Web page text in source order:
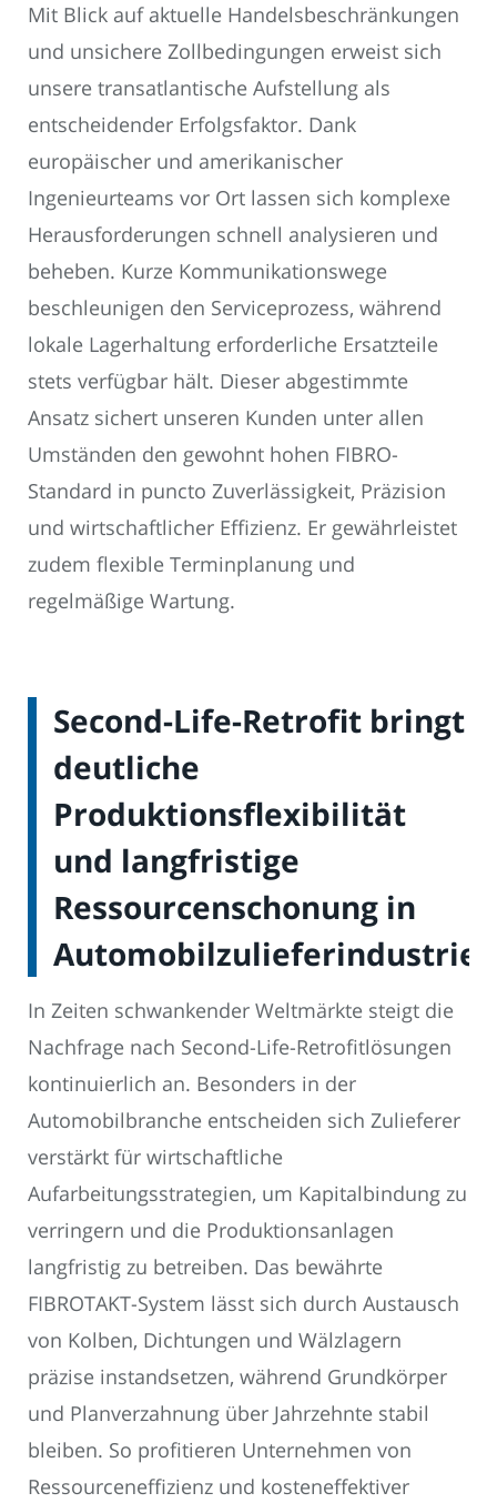
Mit Blick auf aktuelle Handelsbeschränkungen
und unsichere Zollbedingungen erweist sich
unsere transatlantische Aufstellung als
entscheidender Erfolgsfaktor. Dank
europäischer und amerikanischer
Ingenieurteams vor Ort lassen sich komplexe
Herausforderungen schnell analysieren und
beheben. Kurze Kommunikationswege
beschleunigen den Serviceprozess, während
lokale Lagerhaltung erforderliche Ersatzteile
stets verfügbar hält. Dieser abgestimmte
Ansatz sichert unseren Kunden unter allen
Umständen den gewohnt hohen FIBRO-
Standard in puncto Zuverlässigkeit, Präzision
und wirtschaftlicher Effizienz. Er gewährleistet
zudem flexible Terminplanung und
regelmäßige Wartung.
Second-Life-Retrofit bringt
deutliche
Produktionsflexibilität
und langfristige
Ressourcenschonung in
Automobilzulieferindustrie
In Zeiten schwankender Weltmärkte steigt die
Nachfrage nach Second-Life-Retrofitlösungen
kontinuierlich an. Besonders in der
Automobilbranche entscheiden sich Zulieferer
verstärkt für wirtschaftliche
Aufarbeitungsstrategien, um Kapitalbindung zu
verringern und die Produktionsanlagen
langfristig zu betreiben. Das bewährte
FIBROTAKT-System lässt sich durch Austausch
von Kolben, Dichtungen und Wälzlagern
präzise instandsetzen, während Grundkörper
und Planverzahnung über Jahrzehnte stabil
bleiben. So profitieren Unternehmen von
Ressourceneffizienz und kosteneffektiver